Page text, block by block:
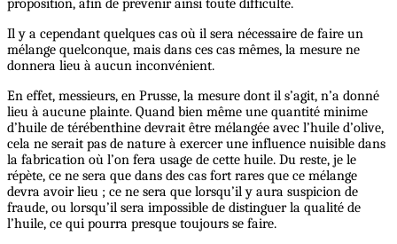
proposition, afin de prévenir ainsi toute difficulté.
Il y a cependant quelques cas où il sera nécessaire de faire un
mélange quelconque, mais dans ces cas mêmes, la mesure ne
donnera lieu à aucun inconvénient.
En effet, messieurs, en Prusse, la mesure dont il s’agit, n’a donné
lieu à aucune plainte. Quand bien même une quantité minime
d’huile de térébenthine devrait être mélangée avec l’huile d’olive,
cela ne serait pas de nature à exercer une influence nuisible dans
la fabrication où l’on fera usage de cette huile. Du reste, je le
répète, ce ne sera que dans des cas fort rares que ce mélange
devra avoir lieu ; ce ne sera que lorsqu’il y aura suspicion de
fraude, ou lorsqu’il sera impossible de distinguer la qualité de
l’huile, ce qui pourra presque toujours se faire.